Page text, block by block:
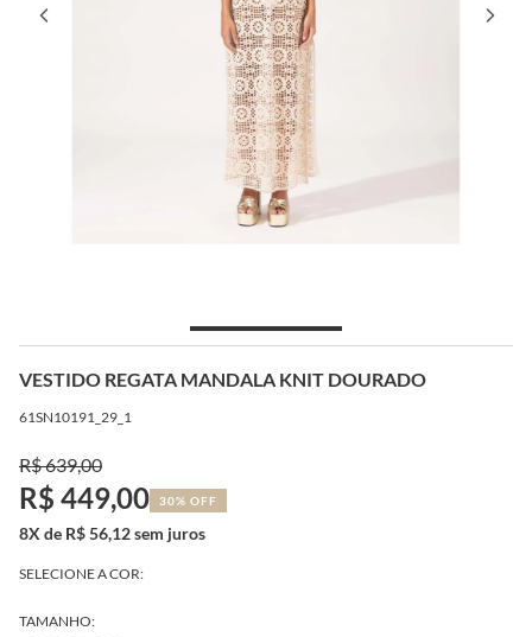
VESTIDO REGATA MANDALA KNIT DOURADO
61SN10191_29_1
R$ 639,00
R$ 449,00 30% OFF
8X de R$ 56,12 sem juros
SELECIONE A COR:
TAMANHO: